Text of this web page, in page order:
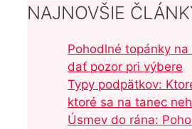
NAJNOVŠIE
Pohodlné topánky
dať pozor pri výbere
Typy podpätkov:
ktoré sa na tanec
Úsmev do rána: